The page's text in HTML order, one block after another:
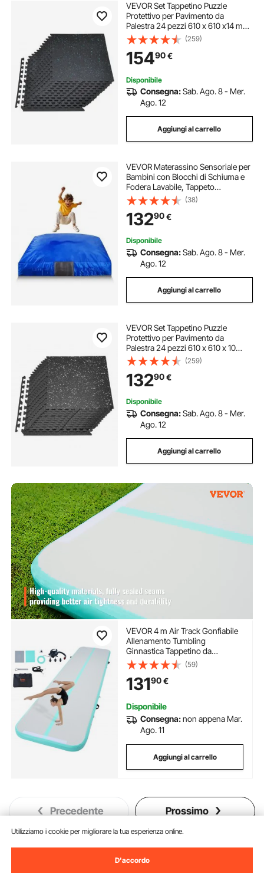
VEVOR Set Tappetino Puzzle
Protettivo per Pavimento da
Palestra 24 pezzi 610 x 610 x14 mm,
Tappetini in Schiuma EVA ad
Incastro con Puntini Blu da
Ginnastica Palestra Ufficio Casa
Allenamento
(259)
15490€
Disponibile
Consegna:Sab. Ago. 8 - Mer.
Ago. 12
Aggiungi al carrello
VEVOR Materassino Sensoriale per
Bambini con Blocchi di Schiuma e
Fodera Lavabile, Tappeto
Sensoriale per Bambini Grande
Zona di Atterraggio in Schiuma,
Materassino da Casa per
Ginnastica Allenamento
(38)
13290€
Disponibile
Consegna:Sab. Ago. 8 - Mer.
Ago. 12
Aggiungi al carrello
VEVOR Set Tappetino Puzzle
Protettivo per Pavimento da
Palestra 24 pezzi 610 x 610 x 10
mm, Tappetini in Schiuma EVA ad
Incastro Piastrelle da Ginnastica
Allenamento Yoga Fitness, Puntini
Bianchi
(259)
13290€
Disponibile
Consegna:Sab. Ago. 8 - Mer.
Ago. 12
Aggiungi al carrello
VEVOR 4 m Air Track Gonfiabile
Allenamento Tumbling
Ginnastica Tappetino da
Ginnastica con Pompa
(59)
13190€
Disponibile
Consegna:non appena Mar.
Ago. 11
Aggiungi al carrello
Precedente Prossimo
Potrebbe piacerti anche
Utilizziamo i cookie per migliorare la tua esperienza online.
D'accordo